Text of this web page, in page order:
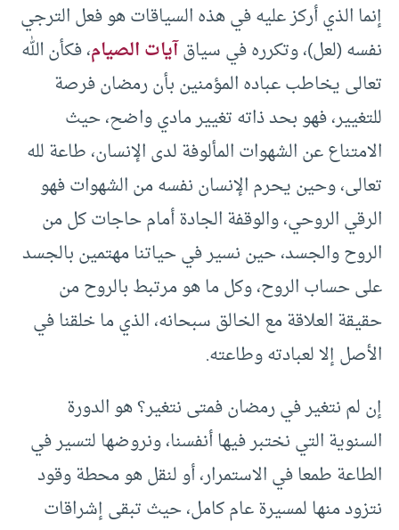
إنما الذي أركز عليه في هذه السياقات هو فعل الترجي
نفسه (لعل)، وتكرره في سياقآيات الصيام، فكأن الله
تعالى يخاطب عباده المؤمنين بأن رمضان فرصة
للتغيير، فهو بحد ذاته تغيير مادي واضح، حيث
الامتناع عن الشهوات المألوفة لدى الإنسان، طاعة لله
تعالى، وحين يحرم الإنسان نفسه من الشهوات فهو
الرقي الروحي، والوقفة الجادة أمام حاجات كل من
الروح والجسد، حين نسير في حياتنا مهتمين بالجسد
على حساب الروح، وكل ما هو مرتبط بالروح من
حقيقة العلاقة مع الخالق سبحانه، الذي ما خلقنا في
الأصل إلا لعبادته وطاعته.
إن لم نتغير في رمضان فمتى نتغير؟ هو الدورة
السنوية التي نختبر فيها أنفسنا، ونروضها لتسير في
الطاعة طمعا في الاستمرار، أو لنقل هو محطة وقود
نتزود منها لمسيرة عام كامل، حيث تبقى إشراقات